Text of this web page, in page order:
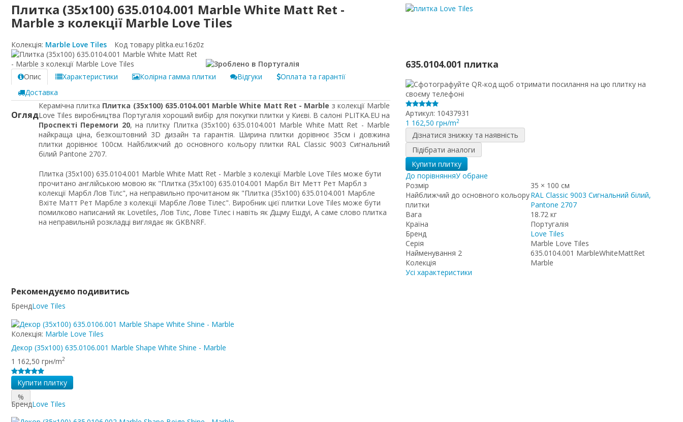
Плитка (35x100) 635.0104.001 Marble White Matt Ret -
Marble з колекції Marble Love Tiles
Колекція: Marble Love Tiles Код товару plitka.eu:16z0z
Опис Характеристики Колірна гамма плитки Відгуки
Оплата та гарантії
Доставка
Огляд
Керамічна плитка Плитка (35x100) 635.0104.001 Marble White Matt Ret - Marble з колекції Marble
Love Tiles виробництва Португалія хороший вибір для покупки плитки у Києві. В салоні PLITKA.EU на
Проспекті Перемоги 20, на плитку Плитка (35x100) 635.0104.001 Marble White Matt Ret - Marble
найкраща ціна, безкоштовний 3D дизайн та гарантія. Ширина плитки дорівнює 35см і довжина
плитки дорівнює 100см. Найближчий до основного кольору плитки RAL Classic 9003 Сигнальний
білий Pantone 2707.
Плитка (35x100) 635.0104.001 Marble White Matt Ret - Marble з колекції Marble Love Tiles може бути
прочитано англійською мовою як "Плитка (35x100) 635.0104.001 Марбл Віт Метт Рет Марбл з
колекції Марбл Лов Тілс", на неправильно прочитаном як "Плитка (35x100) 635.0104.001 Марбле
Вхіте Матт Рет Марбле з колекції Марбле Лове Тілес". Виробник цієї плитки Love Tiles може бути
помилково написаний як Lovetiles, Лов Тілс, Лове Тілес і навіть як Дщму Ешдуі, А саме слово плитка
на неправильній розкладці виглядає як GKBNRF.
635.0104.001 плитка
Артикул: 10437931
1 162,50 грн/m2
Дізнатися знижку та наявність
Підібрати аналоги
Купити плитку
До порівнянняУ обране
Розмір
35 × 100 см
Найближчий до основного кольору
плитки
RAL Classic 9003 Сигнальний білий,
Pantone 2707
Вага
18.72 кг
Країна
Португалія
Бренд
Love Tiles
Серія
Marble Love Tiles
Найменування 2
635.0104.001 MarbleWhiteMattRet
Колекція
Marble
Усі характеристики
Рекомендуємо подивитись
БрендLove Tiles
Колекція: Marble Love Tiles
Декор (35x100) 635.0106.001 Marble Shape White Shine - Marble
1 162,50 грн/m2
Купити плитку
%
БрендLove Tiles